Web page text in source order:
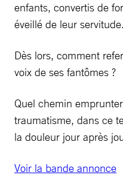
enfants, convertis de
éveillé de leur servitude.
Dès lors, comment
voix de ses fantômes ?
Quel chemin
traumatisme, dans ce
la douleur jour après
Voir la bande annonce